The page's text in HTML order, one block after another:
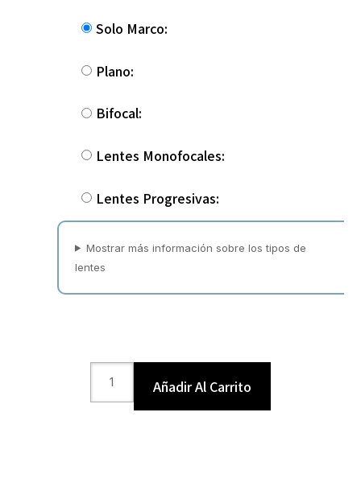
Solo Marco:
Plano:
Bifocal:
Lentes Monofocales:
Lentes Progresivas:
Mostrar más información sobre los tipos de
lentes
Añadir Al Carrito